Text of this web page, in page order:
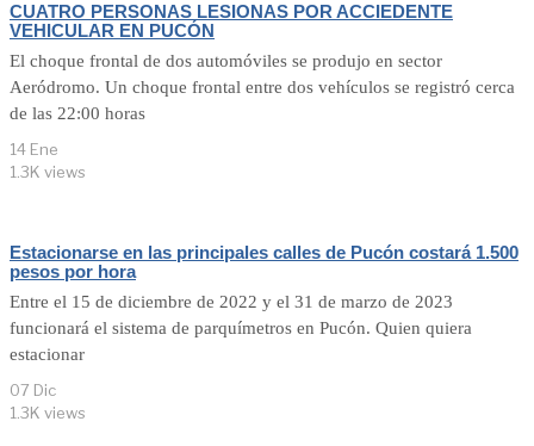
CUATRO PERSONAS LESIONAS POR ACCIEDENTE
VEHICULAR EN PUCÓN
El choque frontal de dos automóviles se produjo en sector
Aeródromo. Un choque frontal entre dos vehículos se registró cerca
de las 22:00 horas
14 Ene
1.3K views
Estacionarse en las principales calles de Pucón costará 1.500
pesos por hora
Entre el 15 de diciembre de 2022 y el 31 de marzo de 2023
funcionará el sistema de parquímetros en Pucón. Quien quiera
estacionar
07 Dic
1.3K views